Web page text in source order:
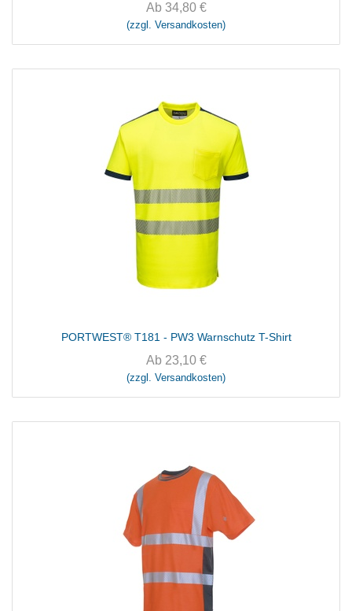
Ab 34,80€
(zzgl. Versandkosten)
PORTWEST® T181 - PW3 Warnschutz T-Shirt
Ab 23,10€
(zzgl. Versandkosten)